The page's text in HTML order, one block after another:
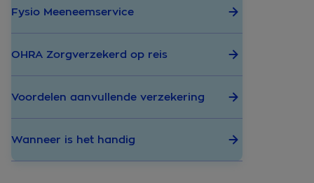
Fysio Meeneemservice
OHRA Zorgverzekerd op reis
Voordelen aanvullende verzekering
Wanneer is het handig